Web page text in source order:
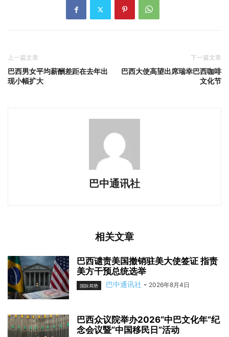
上一篇文章
巴西男女平均薪酬差距在去年出
现小幅扩大
下一篇文章
巴西大使高望出席瑞幸巴西咖啡
文化节
巴中通讯社
相关文章
巴西谴责美国撤销驻美大使签证 指责
美方干预总统选举
国际局势 巴中通讯社 - 2026年8月4日
巴西众议院举办2026“中巴文化年”纪
念会议暨“中国移民日”活动